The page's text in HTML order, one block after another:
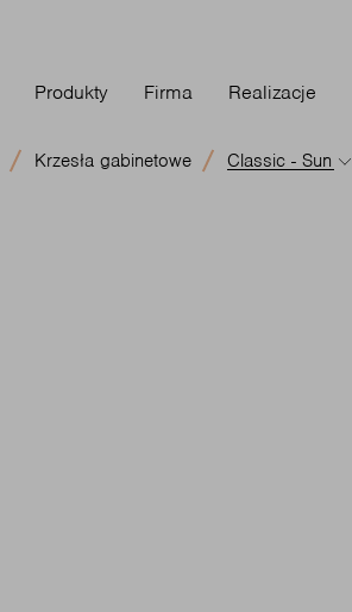
Produkty Firma Realizacje
Krzesła gabinetowe Classic - Sun